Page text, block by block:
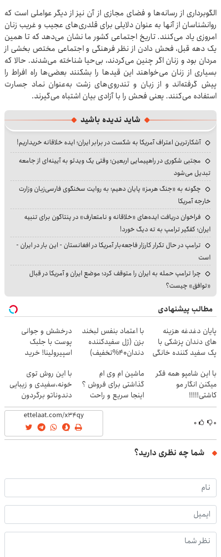
الگوبرداری از رسانه‌ها و فضای مجازی از آن نیز از دیگر عواملی است که
روانشناسان از آنها به عنوان دلایلی برای قلدری‌های عجیب و غریب زنان
امروزی یاد می‌کنند. تاریخ اجتماعی کشور ما نشان می‌دهد که تا همین
یک دهه قبل، فحش دادن از نظر فرهنگی و اجتماعی مختص بخشی از
مردان بود و زنان اگر چنین می‌کردند، بی‌حیا شناخته می‌شدند. حالا که
بسیاری از زنان می‌خواهند این قیدها را بشکنند بعضی‌ها راه افراط را
پیش گرفته‌اند و از زبان و تندروی‌های زشت به‌عنوان نماد جسارت
استفاده می‌کنند. یعنی فحش را با آزادی بیان اشتباه می‌گیرند.
شاید ندیده باشید
آشکارترین اعتراف آمریکا به شکست در برابر ایران؛ ایده خلاقانه خریداریم!
مجتبی شکوری در راهپیمایی اربعین؛ وقتی یک ویدئو به آیینه‌ای از جامعه
تبدیل می‌شود
چگونه به «جنگ هرمز» پایان دهیم؛ به روایت سخنگوی فارسی‌زبان وزارت
خارجه آمریکا
فراخوان دریافت ایده‌های «خلاقانه و نامتعارف» در پنتاگون برای تنبیه
ایران؛ کفگیر ترامپ به ته دیگ خورد!
ترامپ در حال تکرار کارزار فاجعه‌بار آمریکا در افغانستان - این بار در ایران -
است
چرا ترامپ حمله به ایران را متوقف کرد؛ موضع ایران و آمریکا در قبال
«توافق» چیست؟
مطالب پیشنهادی
پایان دغدغه هزینه
های دندان پزشکی با
پک سفید کننده خانگی
با اعتماد بنفس لبخند
بزن (ژل سفیدکننده
دندان40%تخفیف)
درخشش و جوانی
پوست با جلبک
اسپیرولینا! خرید
با این شامپو همه فکر
میکنن انگار مو
کاشتی!!!!!
ماشین ام وی ام
گذاشتی برای فروش ؟
اینجا سریع و راحت
بفروش
با این روش توی
خونه،سفیدی و زیبایی
دندوناتو برگردون
(40%off)
۰ ۰
شما چه نظری دارید؟